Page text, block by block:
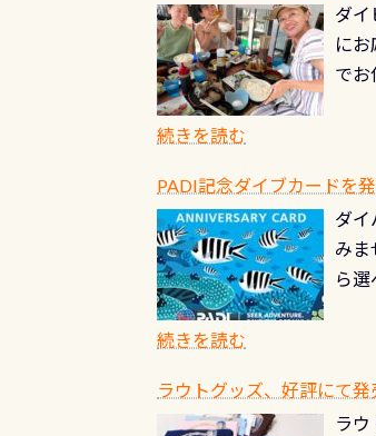
ルく
でき
に
ダイ
に
で
続きを読む
PADI記念ダイブカードを
ダイ
みま
ら
続きを読む
ラウトグッズ、好評にて発
ラ